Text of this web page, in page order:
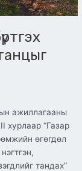
ажиллагааны
хурлаар “Газар
өгөгдөл
тандах”